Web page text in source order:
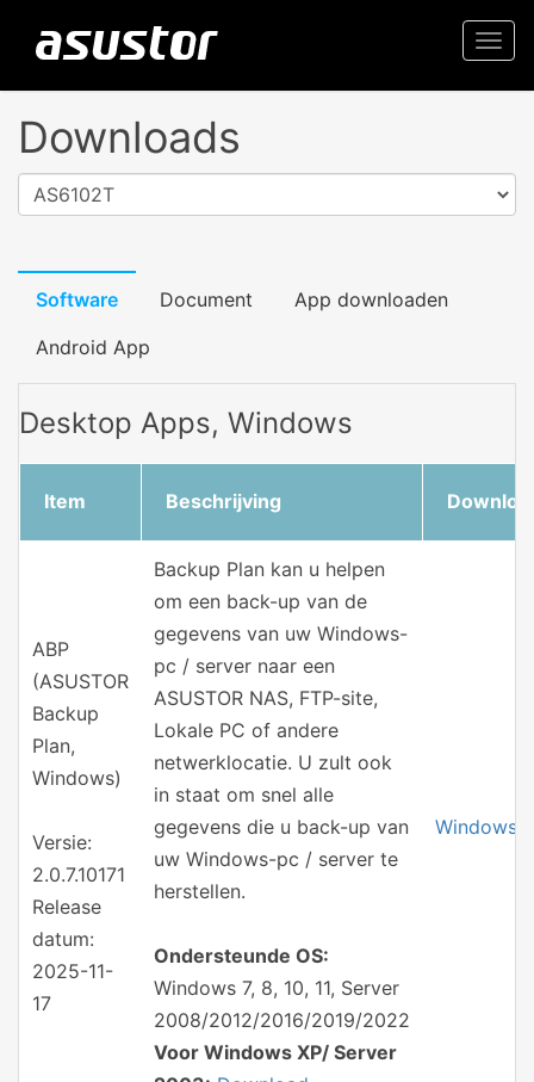
Downloads
AS6102T
Software Document
App downloaden
Android App
Desktop Apps, Windows
Item Beschrijving
ABP
(ASUSTOR
Backup
Plan,
Windows)
Versie:
2.0.7.10171
Release
datum:
2025-11-
17
Backup Plan kan u helpen
om een back-up van de
gegevens van uw Windows-
pc / server naar een
ASUSTOR NAS, FTP-site,
Lokale PC of andere
netwerklocatie. U zult ook
in staat om snel alle
gegevens die u back-up van
uw Windows-pc / server te
herstellen.
Ondersteunde OS:
Windows 7, 8, 10, 11, Server
2008/2012/2016/2019/2022
Voor Windows XP/ Server
Windows